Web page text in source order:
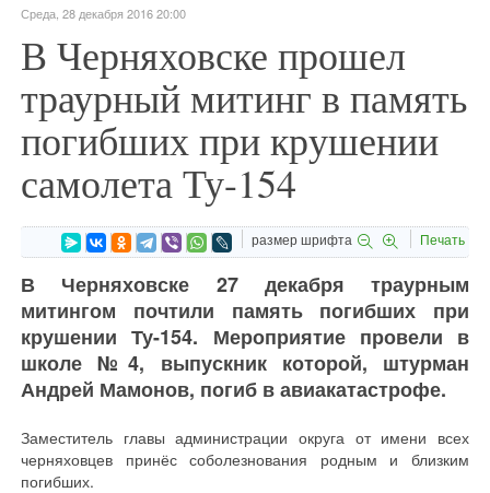
Среда, 28 декабря 2016 20:00
В Черняховске прошел
траурный митинг в память
погибших при крушении
самолета Ту-154
размер шрифта Печать
В Черняховске 27 декабря траурным
митингом почтили память погибших при
крушении Ту-154. Мероприятие провели в
школе №4, выпускник которой, штурман
Андрей Мамонов, погиб в авиакатастрофе.
Заместитель главы администрации округа от имени всех
черняховцев принёс соболезнования родным и близким
погибших.